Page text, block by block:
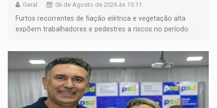
Geral 06 de Agosto de 2026 às 15:11
Furtos recorrentes de fiação elétrica e vegetação alta
expõem trabalhadores e pedestres a riscos no período